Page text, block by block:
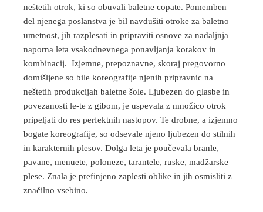
neštetih otrok, ki so obuvali baletne copate. Pomemben
del njenega poslanstva je bil navdušiti otroke za baletno
umetnost, jih razplesati in pripraviti osnove za nadaljnja
naporna leta vsakodnevnega ponavljanja korakov in
kombinacij. Izjemne, prepoznavne, skoraj pregovorno
domišljene so bile koreografije njenih pripravnic na
neštetih produkcijah baletne šole. Ljubezen do glasbe in
povezanosti le-te z gibom, je uspevala z množico otrok
pripeljati do res perfektnih nastopov. Te drobne, a izjemno
bogate koreografije, so odsevale njeno ljubezen do stilnih
in karakternih plesov. Dolga leta je poučevala branle,
pavane, menuete, poloneze, tarantele, ruske, madžarske
plese. Znala je prefinjeno zaplesti oblike in jih osmisliti z
značilno vsebino.